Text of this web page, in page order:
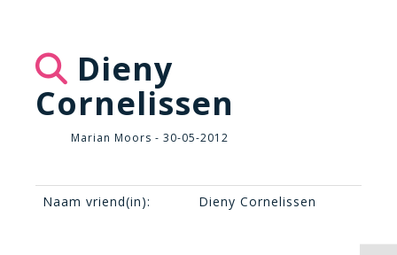
Dieny
Cornelissen
Marian Moors - 30-05-2012
Naam vriend(in): Dieny Cornelissen